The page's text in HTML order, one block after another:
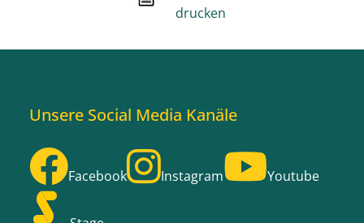
drucken
Unsere Social Media Kanäle
Facebook Instagram Youtube